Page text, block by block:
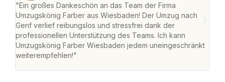
"Ein großes Dankeschön an das Team der Firma
Umzugskönig Farber aus Wiesbaden! Der Umzug nach
Genf verlief reibungslos und stressfrei dank der
professionellen Unterstützung des Teams. Ich kann
Umzugskönig Farber Wiesbaden jedem uneingeschränkt
weiterempfehlen!"